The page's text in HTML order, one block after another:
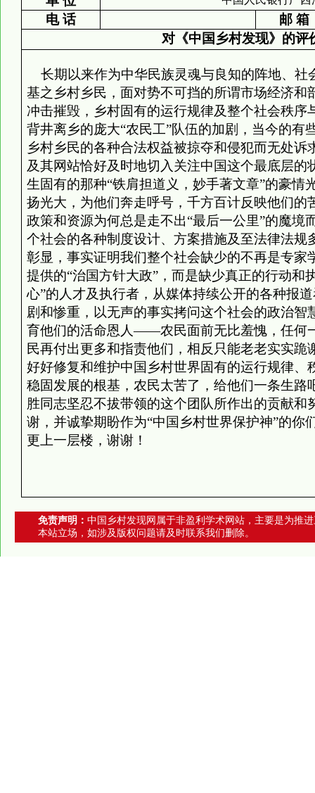
电 话
邮 箱
对《中国乡村发现》的评
长期以来作为中华民族灵魂与良知的阵地、社
基之乡村乡民，面对势不可挡的所谓市场经济和
冲击摧毁，乡村固有的运行规律及整个社会秩序
背井离乡的庞大“农民工”队伍的加剧，当今的有
乡村乡民的各种合法权益被掠夺和侵犯而无处诉
及其网站恰好及时地切入关注中国这个最底层的
生固有的那种“铁肩担道义，妙手著文章”的豪情
扬光大，为他们奔走呼号，千方百计反映他们的
政策和资源为何总是走不出“最后一公里”的魔境
个社会的各种制度设计、方案措施及至法律法规
彰显，事实证明我们整个社会缺少的不再是专家
提供的“治国方针大政”，而是缺少真正的行动和
心”的人才及执行者，从媒体持续公开的各种报
剧和惨重，以无声的事实拷问这个社会的政治智
育他们的活命恩人——农民面前无比羞愧，任何
民再付出更多和指责他们，相反只能老老实实跪
好好修复和维护中国乡村世界固有的运行规律、
稳固发展的根基，农民太苦了，给他们一条生路
胜同志坚忍不拔带领的这个团队所作出的贡献和
谢，并诚挚期盼作为“中国乡村世界保护神”的你
更上一层楼，谢谢！
免责声明： 中国乡村发现网属于非盈利学术网站，主要是为推
本站立场，如涉及版权问题请及时联系我们删除。